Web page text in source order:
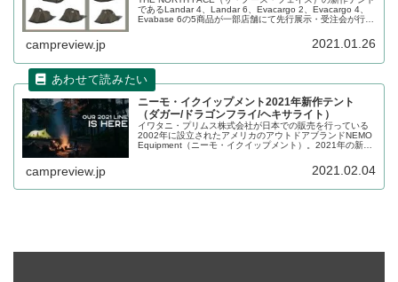
であるLandar 4、Landar 6、Evacargo 2、Evacargo 4、
Evabase 6の5商品が一部店舗にて先行展示・受注会が行わ
campreview.jp 2021.01.26
ニーモ・イクイップメント2021年新作テント
（ダガー/ドラゴンフライ/ヘキサライト）
イワタニ・プリムス株式会社が日本での販売を行っている
2002年に設立されたアメリカのアウトドアブランドNEMO
Equipment（ニーモ・イクイップメント）。2021年の新モ
campreview.jp 2021.02.04